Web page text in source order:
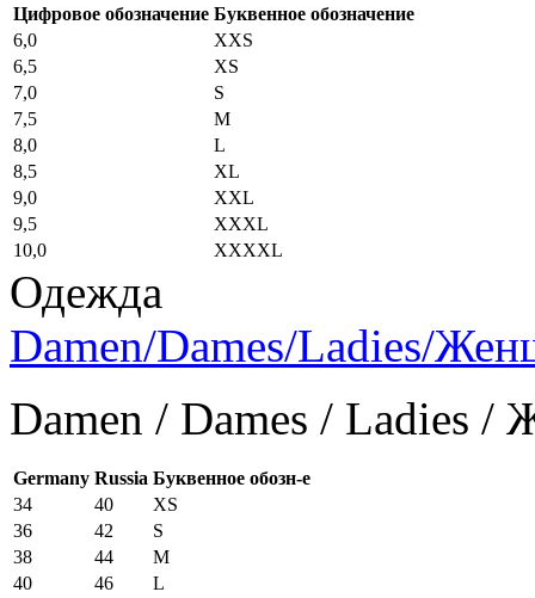
Цифровое обозначение Буквенное обозначение
6,0
XXS
6,5
XS
7,0
S
7,5
M
8,0
L
8,5
XL
9,0
XXL
9,5
XXXL
10,0
XXXXL
Одежда
Damen/Dames/Ladies/
Damen / Dames / Ladies
Germany Russia Буквенное обозн-е
34
40
XS
36
42
S
38
44
M
40
46
L